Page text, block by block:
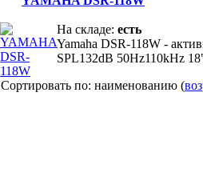
На складе: есть
Yamaha DSR-118W -
SPL132dB 50Hz110kHz
Сортировать по: наименованию (